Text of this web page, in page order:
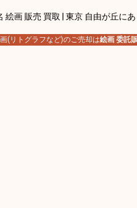
絵画 販売 買取 | 東京 自由が丘に
(リトグラフなど)のご売却は絵画 委託